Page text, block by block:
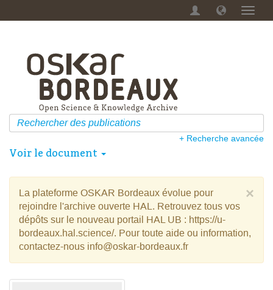
Menu
+ Recherche avancée
Voir le document
×
La plateforme OSKAR Bordeaux évolue pour
rejoindre l'archive ouverte HAL. Retrouvez tous vos
dépôts sur le nouveau portail HAL UB : https://u-
bordeaux.hal.science/. Pour toute aide ou information,
contactez-nous info@oskar-bordeaux.fr